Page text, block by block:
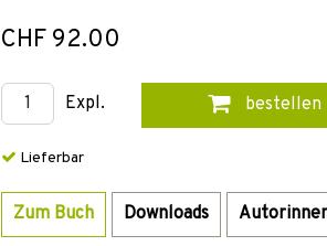
CHF 92.00
Expl. bestellen
Lieferbar
Zum Buch Downloads